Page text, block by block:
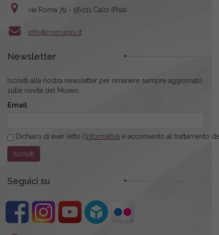
via Roma 79 - 56011 Calci (Pisa)
info@msn.unipi.it
Newsletter
Iscriviti alla nostra newsletter per rimanere sempre aggiornato
sulle novità del Museo.
Email
Dichiaro di aver letto l’informativa e acconsento al trattamento
Seguici su